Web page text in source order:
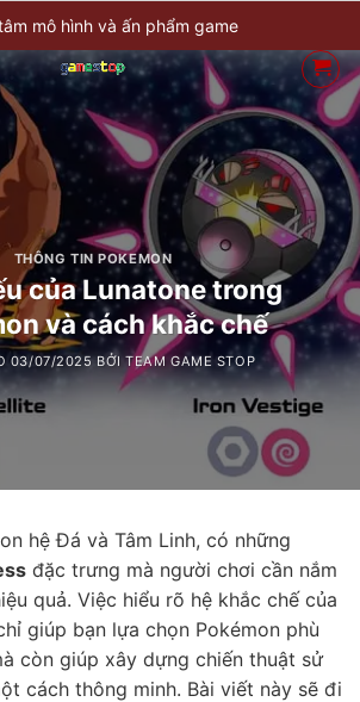
mô hình và ấn phẩm game
THÔNG TIN POKEMON
của Lunatone trong
và cách khắc chế
03/07/2025 BỞITEAM GAME STOP
hệ Đá và Tâm Linh, có những
đặc trưng mà người chơi cần nắm
quả. Việc hiểu rõ hệ khắc chế của
giúp bạn lựa chọn Pokémon phù
còn giúp xây dựng chiến thuật sử
cách thông minh. Bài viết này sẽ đi